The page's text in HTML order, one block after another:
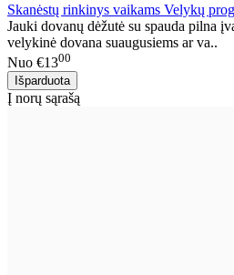
Skanėstų rinkinys vaikams Velykų
Jauki dovanų dėžutė su spauda pilna
velykinė dovana suaugusiems ar va..
Nuo €1300
Į norų sąrašą